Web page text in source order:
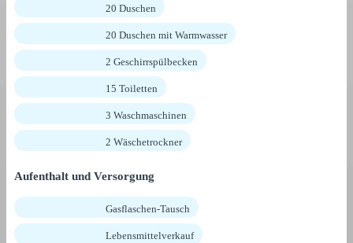
20 Duschen
20 Duschen mit Warmwasser
2 Geschirrspülbecken
15 Toiletten
3 Waschmaschinen
2 Wäschetrockner
Aufenthalt und Versorgung
Gasflaschen-Tausch
Lebensmittelverkauf